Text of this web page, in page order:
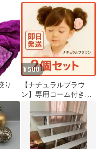
り
¥580
【ナチュラルブラウ
ン】専用コーム付き⭐
ポイントウィッグ シュ
シュ 2個セット